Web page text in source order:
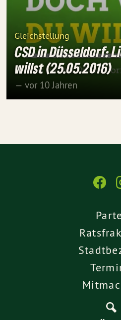
Gleichstellung
CSD in Düsseldorf:
willst (25.05.2016)
— vor 10 Jahren